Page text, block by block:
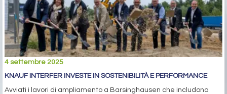
4 settembre 2025
KNAUF INTERFER INVESTE IN SOSTENIBILITÀ E PERFORMANCE
Avviati i lavori di ampliamento a Barsinghausen che includono